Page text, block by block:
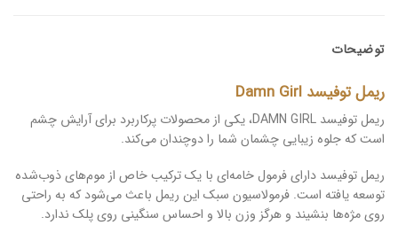
توضیحات
ریمل توفیسد Damn Girl
ریمل توفیسد DAMN GIRL، یکی از محصولات پرکاربرد برای آرایش چشم
است که جلوه زیبایی چشمان شما را دوچندان می‌کند.
ریمل توفیسد دارای فرمول خامه‌ای با یک ترکیب خاص از موم‌های ذوب‌شده
توسعه یافته است. فرمولاسیون سبک این ریمل باعث می‌شود که به راحتی
روی مژه‌ها بنشیند و هرگز وزن بالا و احساس سنگینی روی پلک ندارد.